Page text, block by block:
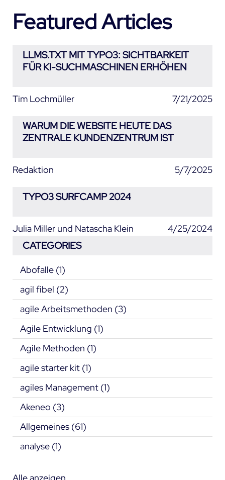
Featured Articles
LLMS.TXT MIT TYPO3: SICHTBARKEIT
FÜR KI-SUCHMASCHINEN ERHÖHEN
Tim Lochmüller 7/21/2025
WARUM DIE WEBSITE HEUTE DAS
ZENTRALE KUNDENZENTRUM IST
Redaktion 5/7/2025
TYPO3 SURFCAMP 2024
Julia Miller und Natascha Klein 4/25/2024
CATEGORIES
Abofalle (1)
agil fibel (2)
agile Arbeitsmethoden (3)
Agile Entwicklung (1)
Agile Methoden (1)
agile starter kit (1)
agiles Management (1)
Akeneo (3)
Allgemeines (61)
analyse (1)